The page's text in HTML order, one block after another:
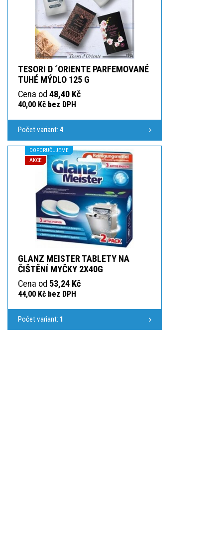
TESORI D ´ORIENTE PARFEMOVANÉ
TUHÉ MÝDLO 125 G
Cena od 48,40 Kč
40,00 Kč bez DPH
Počet variant: 4
DOPORUČUJEME
AKCE
GLANZ MEISTER TABLETY NA
ČIŠTĚNÍ MYČKY 2X40G
Cena od 53,24 Kč
44,00 Kč bez DPH
Počet variant: 1